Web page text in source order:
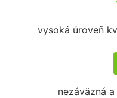
vysoká úroveň
nezáväzná